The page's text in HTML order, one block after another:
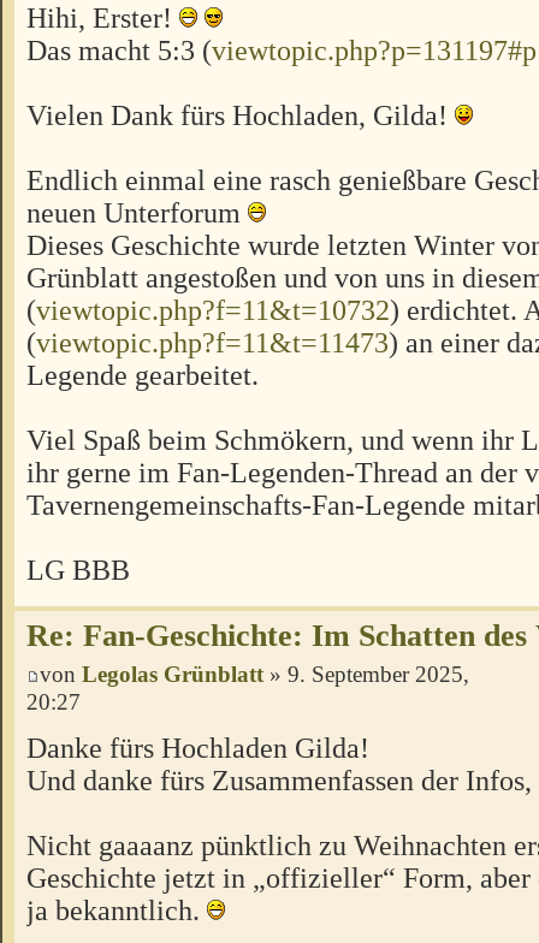
Hihi, Erster!
Das macht 5:3 (
Vielen Dank fürs Hochladen, Gilda!
Endlich einmal eine rasch genießbare
neuen Unterforum
Dieses Geschichte wurde letzten Winter
Grünblatt angestoßen und von uns in
(viewtopic.php?f=11&t=10732) erdichtet.
(viewtopic.php?f=11&t=11473) an einer
Legende gearbeitet.
Viel Spaß beim Schmökern, und wenn ihr
ihr gerne im Fan-Legenden-Thread an der
Tavernengemeinschafts-Fan-Legende
LG BBB
Re: Fan-Geschichte: Im Schatten
von Legolas Grünblatt» 9. September 2025,
20:27
Danke fürs Hochladen Gilda!
Und danke fürs Zusammenfassen der
Nicht gaaaanz pünktlich zu Weihnachten
Geschichte jetzt in „offizieller“ Form,
ja bekanntlich.